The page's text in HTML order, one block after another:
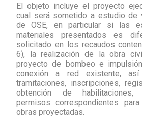
El objeto incluye el proyecto
cual será sometido a estudio de
de OSE, en particular si las
materiales presentados es
solicitado en los recaudos
6), la realización de la obra
proyecto de bombeo e
conexión a red existente,
tramitaciones, inscripciones,
obtención de habilitaciones,
permisos correspondientes
obras proyectadas.